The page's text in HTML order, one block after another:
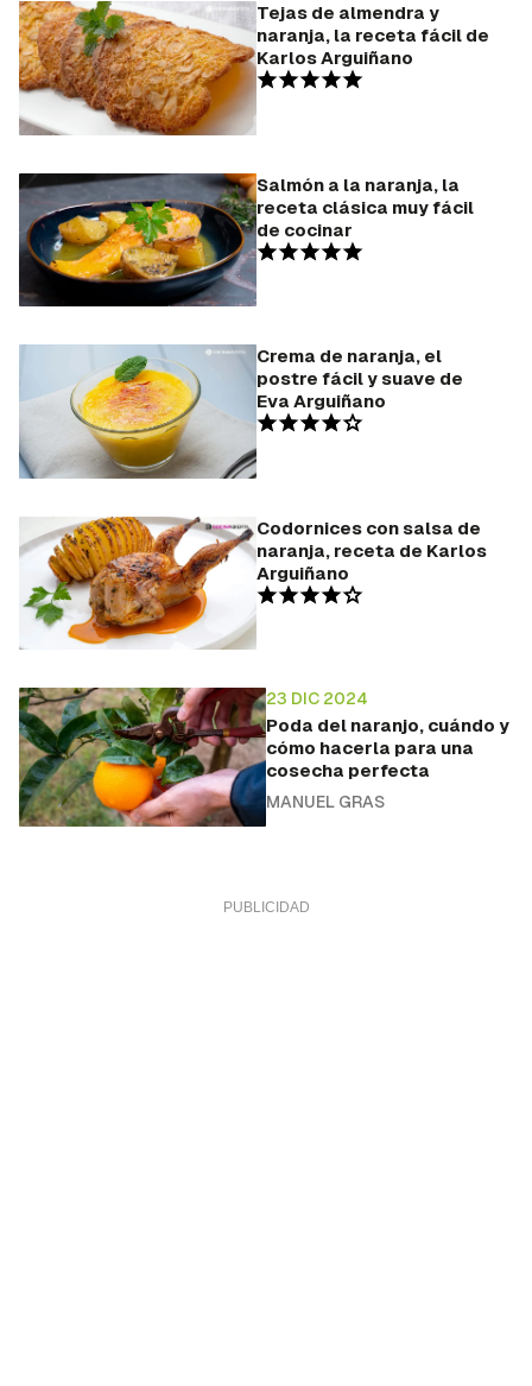
Tejas de almendra y
naranja, la receta fácil de
Karlos Arguiñano
Salmón a la naranja, la
receta clásica muy fácil
de cocinar
Crema de naranja, el
postre fácil y suave de
Eva Arguiñano
Codornices con salsa de
naranja, receta de Karlos
Arguiñano
23 DIC 2024
Poda del naranjo, cuándo y
cómo hacerla para una
cosecha perfecta
MANUEL GRAS